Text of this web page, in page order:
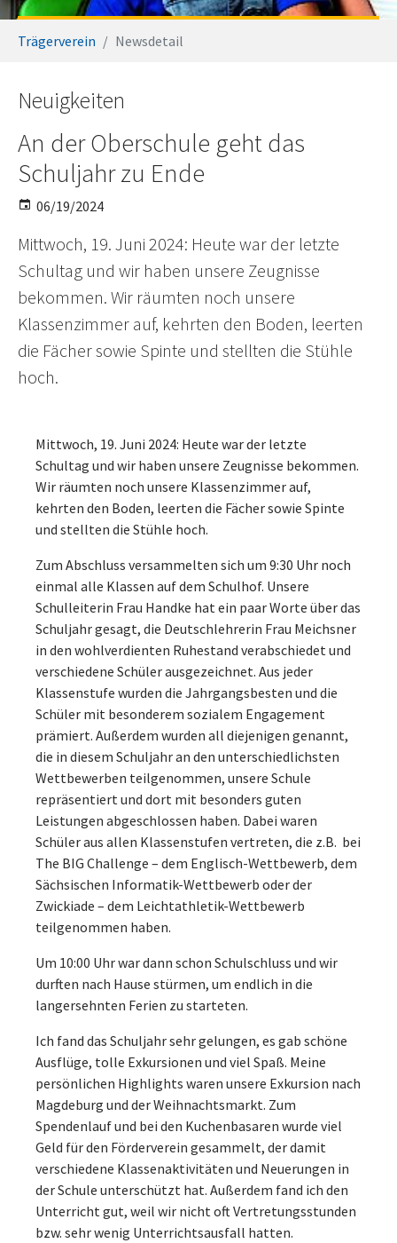
Trägerverein Newsdetail
Neuigkeiten
An der Oberschule geht das
Schuljahr zu Ende
06/19/2024
Mittwoch, 19. Juni 2024: Heute war der letzte
Schultag und wir haben unsere Zeugnisse
bekommen. Wir räumten noch unsere
Klassenzimmer auf, kehrten den Boden, leerten
die Fächer sowie Spinte und stellten die Stühle
hoch.
Mittwoch, 19. Juni 2024: Heute war der letzte
Schultag und wir haben unsere Zeugnisse bekommen.
Wir räumten noch unsere Klassenzimmer auf,
kehrten den Boden, leerten die Fächer sowie Spinte
und stellten die Stühle hoch.
Zum Abschluss versammelten sich um 9:30 Uhr noch
einmal alle Klassen auf dem Schulhof. Unsere
Schulleiterin Frau Handke hat ein paar Worte über das
Schuljahr gesagt, die Deutschlehrerin Frau Meichsner
in den wohlverdienten Ruhestand verabschiedet und
verschiedene Schüler ausgezeichnet. Aus jeder
Klassenstufe wurden die Jahrgangsbesten und die
Schüler mit besonderem sozialem Engagement
prämiert. Außerdem wurden all diejenigen genannt,
die in diesem Schuljahr an den unterschiedlichsten
Wettbewerben teilgenommen, unsere Schule
repräsentiert und dort mit besonders guten
Leistungen abgeschlossen haben. Dabei waren
Schüler aus allen Klassenstufen vertreten, die z.B. bei
The BIG Challenge – dem Englisch-Wettbewerb, dem
Sächsischen Informatik-Wettbewerb oder der
Zwickiade – dem Leichtathletik-Wettbewerb
teilgenommen haben.
Um 10:00 Uhr war dann schon Schulschluss und wir
durften nach Hause stürmen, um endlich in die
langersehnten Ferien zu starteten.
Ich fand das Schuljahr sehr gelungen, es gab schöne
Ausflüge, tolle Exkursionen und viel Spaß. Meine
persönlichen Highlights waren unsere Exkursion nach
Magdeburg und der Weihnachtsmarkt. Zum
Spendenlauf und bei den Kuchenbasaren wurde viel
Geld für den Förderverein gesammelt, der damit
verschiedene Klassenaktivitäten und Neuerungen in
der Schule unterschützt hat. Außerdem fand ich den
Unterricht gut, weil wir nicht oft Vertretungsstunden
bzw. sehr wenig Unterrichtsausfall hatten.